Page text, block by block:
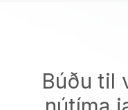
Búðu til